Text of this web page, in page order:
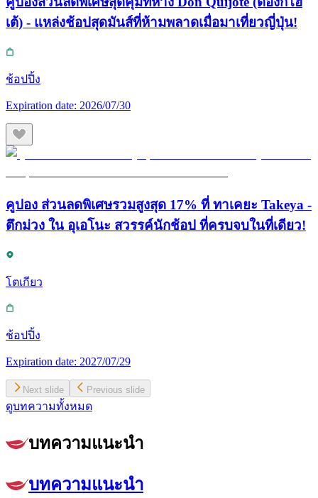
เต้) - แหล่งช้อปสุดมันส์ที่ห้ามพลาดเมื่อมาเที่ยวญี่ปุ่น!
ช้อปปิ้ง
Expiration date: 2026/07/30
คูปอง ส่วนลดพิเศษรวมสูงสุด 17% ที่ ทาเคยะ Takeya -
ตึกม่วง ใน อุเอโนะ สวรรค์นักช้อป ที่ครบจบในที่เดียว!
โตเกียว
ช้อปปิ้ง
Expiration date: 2027/07/29
Next slide Previous slide
ดูบทความทั้งหมด
บทความแนะนำ
บทความแนะนำ